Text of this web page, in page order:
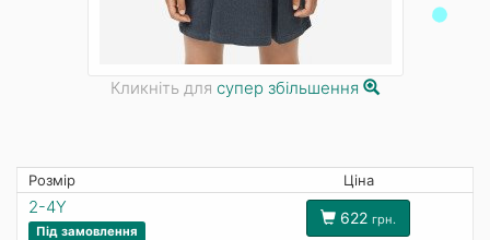
Кликніть для супер збільшення
Розмір Ціна
2-4Y
Під замовлення
622 грн.